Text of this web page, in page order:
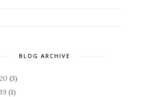
BLOG ARCHIVE
(3)
(1)